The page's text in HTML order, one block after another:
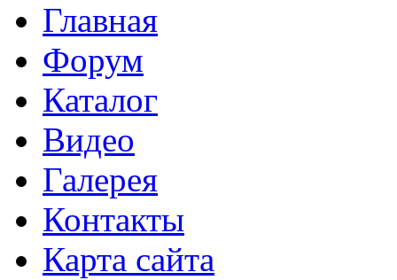
Главная
Форум
Каталог
Видео
Галерея
Контакты
Карта сайта